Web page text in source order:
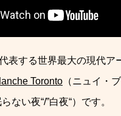
表する世界最大の現代ア
Toronto （ニュイ・
らない夜“/”白夜“）です。